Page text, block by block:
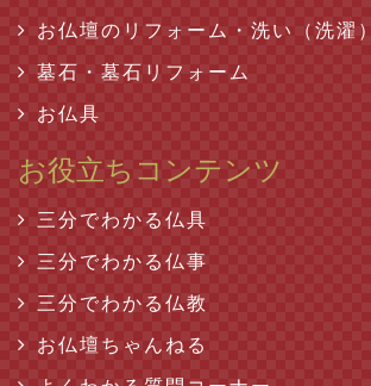
お仏壇のリフォーム・洗い（洗濯）
墓石・墓石リフォーム
お仏具
お役立ちコンテンツ
三分でわかる仏具
三分でわかる仏事
三分でわかる仏教
お仏壇ちゃんねる